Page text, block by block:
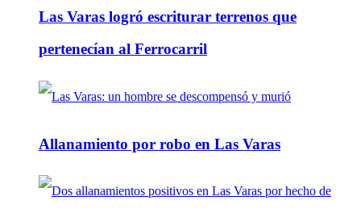
Las Varas logró escriturar terrenos que
pertenecían al Ferrocarril
Allanamiento por robo en Las Varas